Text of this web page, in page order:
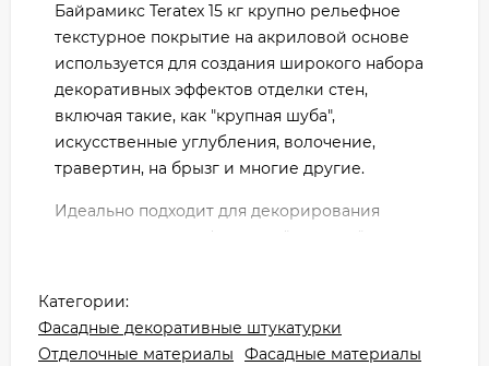
Байрамикс Teratex 15 кг крупно рельефное
текстурное покрытие на акриловой основе
используется для создания широкого набора
декоративных эффектов отделки стен,
включая такие, как "крупная шуба",
искусственные углубления, волочение,
травертин, на брызг и многие другие.
Идеально подходит для декорирования
систем утепления фа-садов "мокрого" типа.
трещины, следы воздушных пузырей на
бетоне и другие дефекты стен.
Категории:
Фасадные декоративные штукатурки
Отделочные материалы
Фасадные материалы